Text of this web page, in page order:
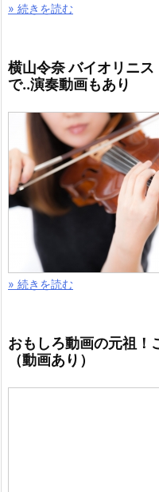
» 続きを読む
横山令奈 バイオリニ
で..演奏動画もあり
» 続きを読む
おもしろ動画の元祖！
（動画あり）